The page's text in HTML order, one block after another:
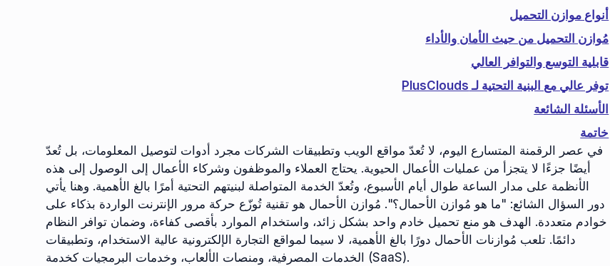
أنواع موازن التحميل
مُوازن التحميل من حيث الأمان والأداء
قابلية التوسع والتوافر العالي
توفر عالي مع البنية التحتية لـ PlusClouds
الأسئلة الشائعة
خاتمة
في عصر الرقمنة المتسارع اليوم، لا تُعدّ مواقع الويب وتطبيقات الشركات مجرد أدوات لتوصيل المعلومات، بل تُعدّ
أيضًا جزءًا لا يتجزأ من عمليات الأعمال الحيوية. يحتاج العملاء والموظفون وشركاء الأعمال إلى الوصول إلى هذه
الأنظمة على مدار الساعة طوال أيام الأسبوع، وتُعدّ الخدمة المتواصلة لبنيتهم ​​التحتية أمرًا بالغ الأهمية. وهنا يأتي
دور السؤال الشائع: "ما هو مُوازن الأحمال؟". مُوازن الأحمال هو تقنية تُوزّع حركة مرور الإنترنت الواردة بذكاء على
خوادم متعددة. الهدف هو منع تحميل خادم واحد بشكل زائد، واستخدام الموارد بأقصى كفاءة، وضمان توافر النظام
دائمًا. تلعب مُوازنات الأحمال دورًا بالغ الأهمية، لا سيما لمواقع التجارة الإلكترونية عالية الاستخدام، وتطبيقات
الخدمات المصرفية، ومنصات الألعاب، وخدمات البرمجيات كخدمة (SaaS).